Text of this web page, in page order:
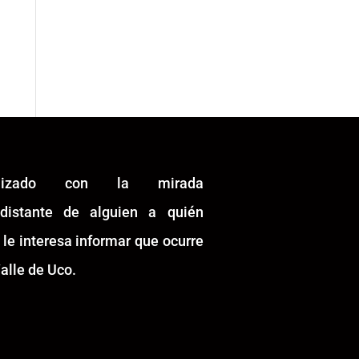
con la mirada
de alguien a quién
interesa informar que ocurre
de Uco.